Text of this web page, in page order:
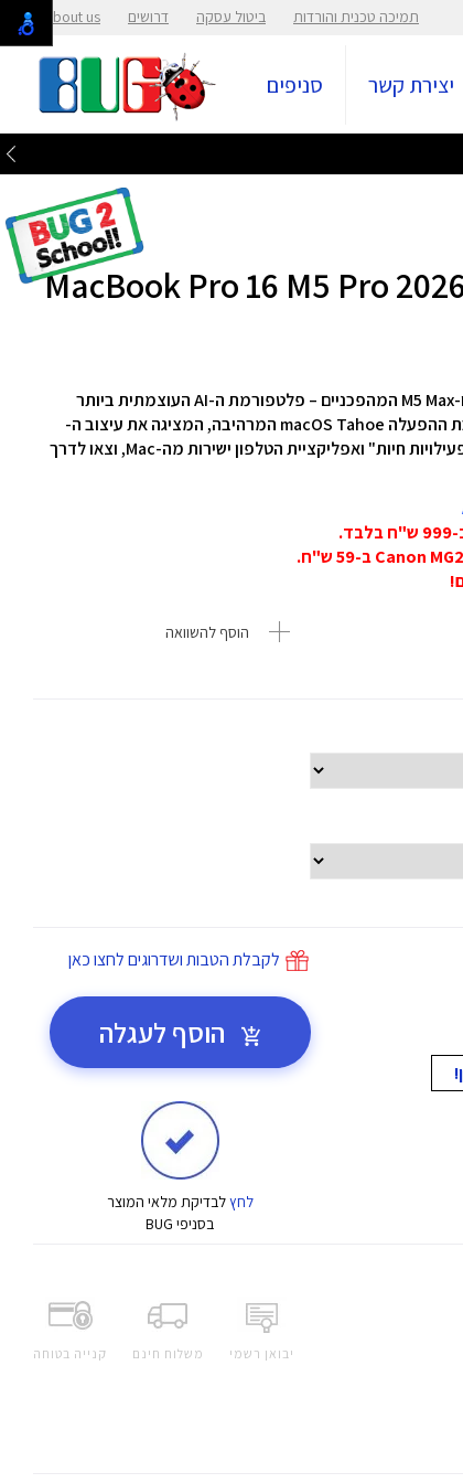
תמיכה טכנית והורדות ביטול עסקה דרושים About us
יצירת קשר סניפים
ה-MacBook Pro החדש כאן, מצויד בשבבי ה-M5, M5 Pro ו-M5 Max המהפכניים – פלטפורמת ה-AI העוצמתית ביותר
שנוצרה, עם חיי סוללה חסרי תקדים של עד 24 שעות ומערכת ההפעלה macOS Tahoe המרהיבה, המציגה את עיצוב ה-
Liquid Glass ו-Spotlight מחודש. הישארו מחוברים עם "פעילויות חיות" ואפליקציית הטלפון ישירות מה-Mac, וצאו לדרך
הוסף להשוואה
לקבלת הטבות ושדרוגים לחצו כאן
הוסף לעגלה
לחץלבדיקת מלאי המוצר
בסניפי BUG
יבואן רשמי משלוח חינם קנייה בטוחה